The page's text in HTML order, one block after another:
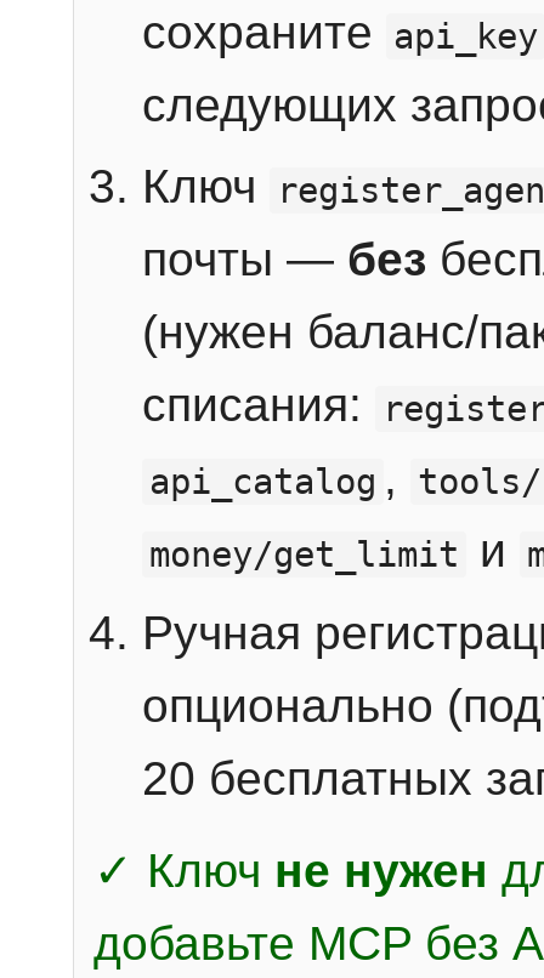
сохраните
api_key
следующих
Ключ
почты — без
(нужен баланс/
списания:
api_catalog ,
money/get_limit
и
Ручная
опционально
20 бесплатных
✓ Ключ не нужен
добавьте MCP без